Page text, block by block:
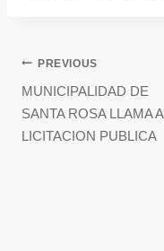
PREVIOUS
MUNICIPALIDAD DE
SANTA ROSA LLAMA A
LICITACION PUBLICA